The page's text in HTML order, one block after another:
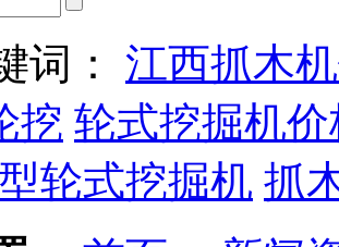
词： 江西抓木
挖 轮式挖掘机
轮式挖掘机 抓